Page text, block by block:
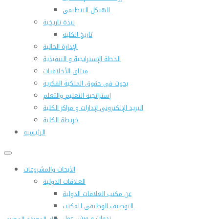
الهيكل التنظيمى
نبذة تاريخية
تاريخ الكلية
الإدارة الحالية
الخطة الإستراتجية و التنفيذية
ميثاق الأخلاقيات
بحوث فى حقوق الملكية الفكرية
إستراتجية التعليم والتعلم
البريد الإلكترونى لإدارات و مراكز الكلية
خريطة الكلية
الرئيسيه
الأبحاث والمشروعات
العلاقات الدولية
عن مكتب العلاقات الدولية
التوصيف الوظيفى للمكتب